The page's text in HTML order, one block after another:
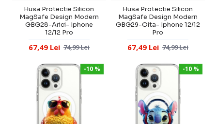
Husa Protectie Silicon
MagSafe Design Modern
GBG28-Arici- Iphone
12/12 Pro
67,49 Lei 74,99 Lei
Husa Protectie Silicon
MagSafe Design Modern
GBG29-Oita- Iphone 12/12
Pro
67,49 Lei 74,99 Lei
-10 % -10 %